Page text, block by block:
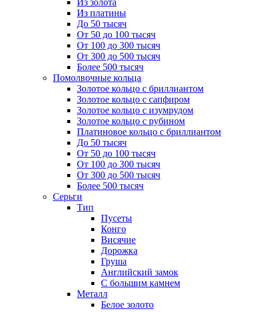
Из золота
Из платины
До 50 тысяч
От 50 до 100 тысяч
От 100 до 300 тысяч
От 300 до 500 тысяч
Более 500 тысяч
Помолвочные кольца
Золотое кольцо с бриллиантом
Золотое кольцо с сапфиром
Золотое кольцо с изумрудом
Золотое кольцо с рубином
Платиновое кольцо с бриллиантом
До 50 тысяч
От 50 до 100 тысяч
От 100 до 300 тысяч
От 300 до 500 тысяч
Более 500 тысяч
Серьги
Тип
Пусеты
Конго
Висячие
Дорожка
Груша
Английский замок
С большим камнем
Металл
Белое золото